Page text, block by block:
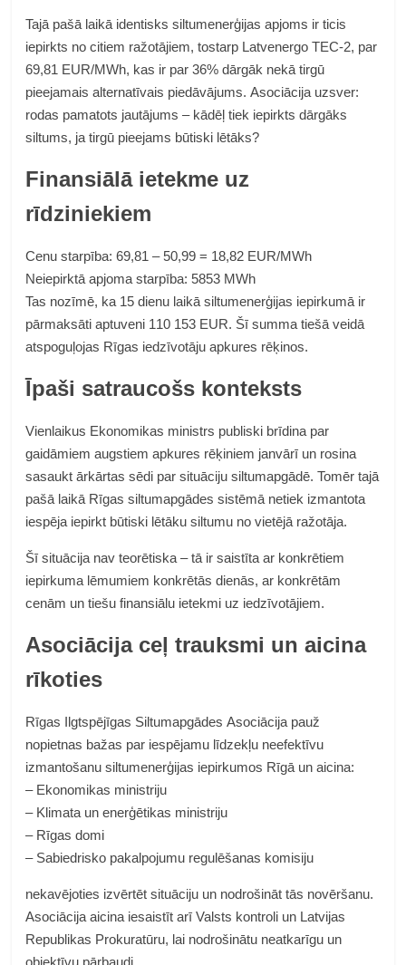
Tajā pašā laikā identisks siltumenerģijas apjoms ir ticis
iepirkts no citiem ražotājiem, tostarp Latvenergo TEC-2, par
69,81 EUR/MWh, kas ir par 36% dārgāk nekā tirgū
pieejamais alternatīvais piedāvājums. Asociācija uzsver:
rodas pamatots jautājums – kādēļ tiek iepirkts dārgāks
siltums, ja tirgū pieejams būtiski lētāks?
Finansiālā ietekme uz
rīdziniekiem
Cenu starpība: 69,81 – 50,99 = 18,82 EUR/MWh
Neiepirktā apjoma starpība: 5853 MWh
Tas nozīmē, ka 15 dienu laikā siltumenerģijas iepirkumā ir
pārmaksāti aptuveni 110 153 EUR. Šī summa tiešā veidā
atspoguļojas Rīgas iedzīvotāju apkures rēķinos.
Īpaši satraucošs konteksts
Vienlaikus Ekonomikas ministrs publiski brīdina par
gaidāmiem augstiem apkures rēķiniem janvārī un rosina
sasaukt ārkārtas sēdi par situāciju siltumapgādē. Tomēr tajā
pašā laikā Rīgas siltumapgādes sistēmā netiek izmantota
iespēja iepirkt būtiski lētāku siltumu no vietējā ražotāja.
Šī situācija nav teorētiska – tā ir saistīta ar konkrētiem
iepirkuma lēmumiem konkrētās dienās, ar konkrētām
cenām un tiešu finansiālu ietekmi uz iedzīvotājiem.
Asociācija ceļ trauksmi un aicina
rīkoties
Rīgas Ilgtspējīgas Siltumapgādes Asociācija pauž
nopietnas bažas par iespējamu līdzekļu neefektīvu
izmantošanu siltumenerģijas iepirkumos Rīgā un aicina:
– Ekonomikas ministriju
– Klimata un enerģētikas ministriju
– Rīgas domi
– Sabiedrisko pakalpojumu regulēšanas komisiju
nekavējoties izvērtēt situāciju un nodrošināt tās novēršanu.
Asociācija aicina iesaistīt arī Valsts kontroli un Latvijas
Republikas Prokuratūru, lai nodrošinātu neatkarīgu un
objektīvu pārbaudi.